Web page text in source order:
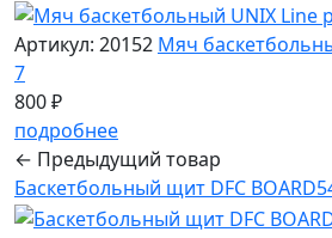
Артикул: 20152 Мяч
7
800 ₽
подробнее
← Предыдущий товар
Баскетбольный щит DFC